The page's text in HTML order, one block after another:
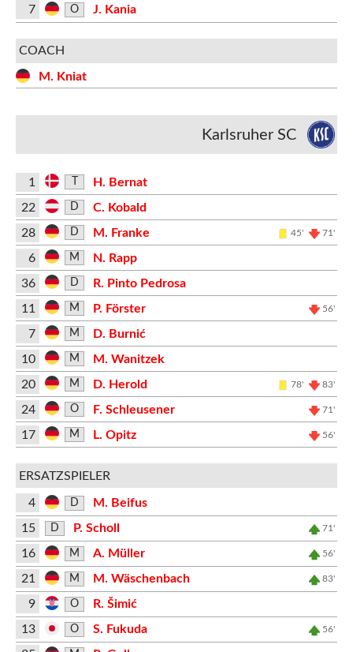
7 O J. Kania
COACH
M. Kniat
Karlsruher SC
1
H. Bernat
22
D
C. Kobald
28
D M. Franke 45' 71'
6 M
N. Rapp
36
D
R. Pinto Pedrosa
11
M P. Förster 56'
7 M
D. Burnić
10
M
M. Wanitzek
20
M D. Herold 78' 83'
24 O F. Schleusener 71'
17 M L. Opitz 56'
ERSATZSPIELER
4 D
M. Beifus
15
D P. Scholl 71'
16 M A. Müller 56'
21 M M. Wäschenbach 83'
9 O
R. Šimić
13
O S. Fukuda 56'